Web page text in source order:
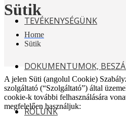
TEVÉKENYSÉGÜNK
DOKUMENTUMOK,
RÓLUNK
Sütik
Home
Sütik
A jelen Süti (angolul Cookie)
szolgáltató (“Szolgáltató”) által
cookie-k további felhasználására
megfelelően használjuk: